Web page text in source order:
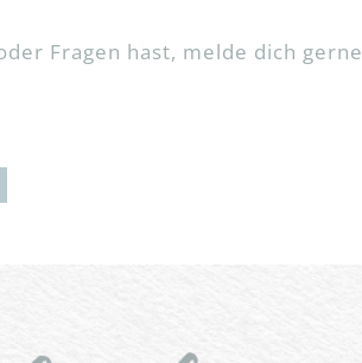
Fragen hast, melde dich gerne